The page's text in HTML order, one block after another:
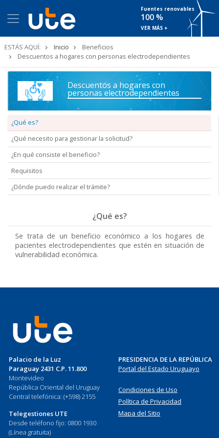
Fuentes renovables
100 %
VER MÁS +
ESTÁS AQUÍ: Inicio
Beneficios
Descuentos a hogares con personas electrodependientes
Descuentos a hogares con
personas electrodependientes
¿Qué es?
¿Qué necesito para gestionar la solicitud?
¿En qué consiste el beneficio?
Requisitos
¿Dónde puedo realizar el trámite?
¿Qué es?
Se trata de un beneficio económico a los hogares de
pacientes electrodependientes que estén en situación de
vulnerabilidad económica.
Palacio de la Luz
Paraguay 2431 C.P. 11.800
Montevideo
República Oriental del Uruguay
Central telefónica: (+598) 2155
Telegestiones UTE
Desde teléfono fijo: 0800 1930
(Línea gratuita)
PRESIDENCIA DE LA REPÚBLICA
Portal del Estado Uruguayo
Condiciones de Uso
Política de Privacidad
Mapa del Sitio